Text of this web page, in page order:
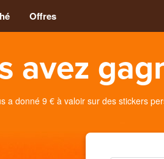
Offres
avez
a donné 9 € à valoir sur des stickers